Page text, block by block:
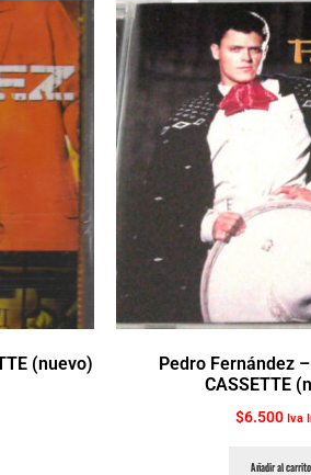
(nuevo)
Pedro Fernández
CASSETTE
$6.500 Iva
Añadir al carrito